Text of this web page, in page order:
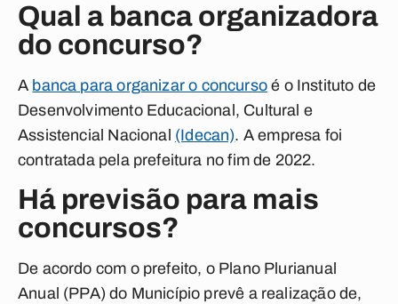
Qual a banca organizadora
do concurso?
A banca para organizar o concursoé o Instituto de
Desenvolvimento Educacional, Cultural e
Assistencial Nacional (Idecan). A empresa foi
contratada pela prefeitura no fim de 2022.
Há previsão para mais
concursos?
De acordo com o prefeito, o Plano Plurianual
Anual (PPA) do Município prevê a realização de,